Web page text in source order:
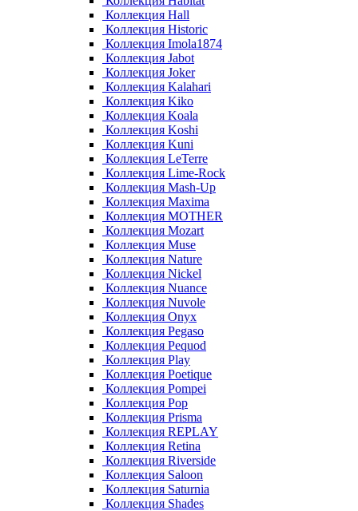
Коллекция Hall
Коллекция Historic
Коллекция Imola1874
Коллекция Jabot
Коллекция Joker
Коллекция Kalahari
Коллекция Kiko
Коллекция Koala
Коллекция Koshi
Коллекция Kuni
Коллекция LeTerre
Коллекция Lime-Rock
Коллекция Mash-Up
Коллекция Maxima
Коллекция MOTHER
Коллекция Mozart
Коллекция Muse
Коллекция Nature
Коллекция Nickel
Коллекция Nuance
Коллекция Nuvole
Коллекция Onyx
Коллекция Pegaso
Коллекция Pequod
Коллекция Play
Коллекция Poetique
Коллекция Pompei
Коллекция Pop
Коллекция Prisma
Коллекция REPLAY
Коллекция Retina
Коллекция Riverside
Коллекция Saloon
Коллекция Saturnia
Коллекция Shades